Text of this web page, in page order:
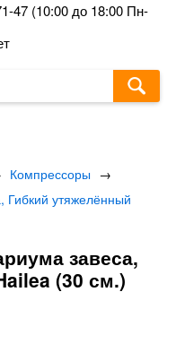
47 (10:00 до 18:00 Пн-
Компрессоры →
Гибкий утяжелённый
завеса,
(30 см.)